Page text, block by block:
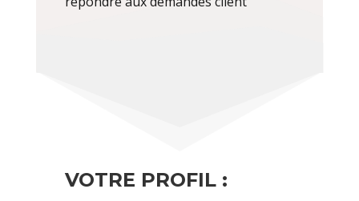
VOTRE PROFIL :